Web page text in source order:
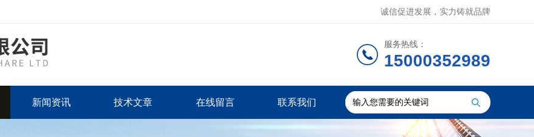
诚信促进发展，实力铸就品牌
服务热线：
15000352989
新闻资讯 技术文章 在线留言 联系我们